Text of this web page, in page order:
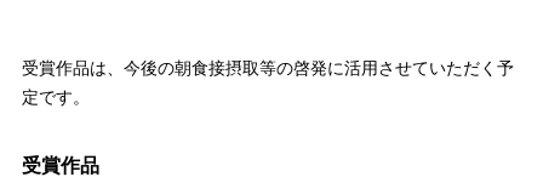
受賞作品は、今後の朝食接摂取等の啓発に活用させていただく予
定です。
受賞作品